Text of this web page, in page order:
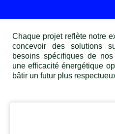
Chaque projet reflète notre
concevoir des solutions
besoins spécifiques de
une efficacité énergétique
bâtir un futur plus